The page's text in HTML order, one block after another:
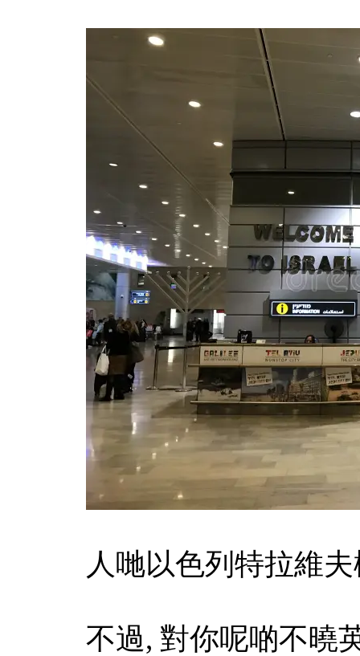
人哋以色列特拉維
不過, 對你呢啲不曉